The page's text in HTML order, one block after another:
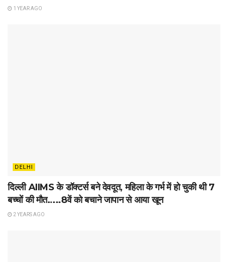
1 YEAR AGO
DELHI
दिल्ली AIIMS के डॉक्टर्स बने देवदूत, महिला के गर्भ में हो चुकी थी 7
बच्चों की मौत…..8वें को बचाने जापान से आया खून
2 YEARS AGO